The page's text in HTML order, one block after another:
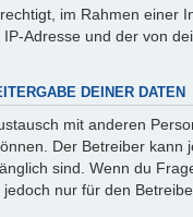
im Rahmen einer
Adresse und der von
DEINER DATEN
mit anderen
Der Betreiber
sind. Wenn du
nur für den